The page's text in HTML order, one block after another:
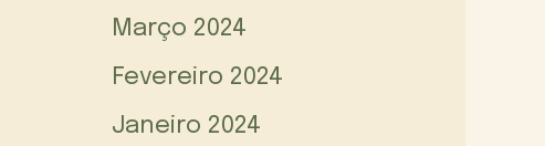
Março 2024
Fevereiro 2024
Janeiro 2024